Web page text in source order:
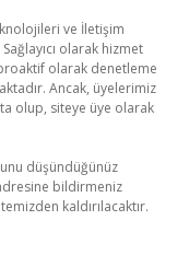
ve İletişim
olarak hizmet
olarak denetleme
Ancak, üyelerimiz
olup, siteye üye olarak
düşündüğünüz
bildirmeniz
kaldırılacaktır.